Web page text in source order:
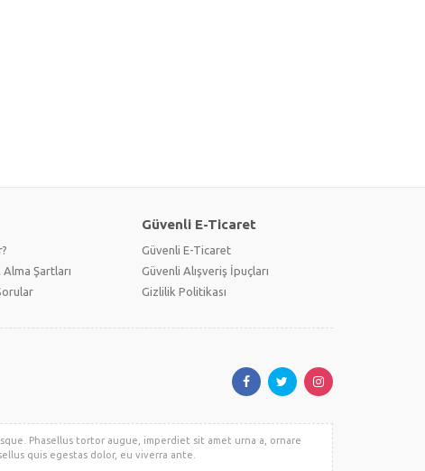
Şartları
Güvenli E-Ticaret
Güvenli E-Ticaret
Güvenli Alışveriş İpuçları
Gizlilik Politikası
Phasellus tortor augue, imperdiet sit amet urna a, ornare
quis egestas dolor, eu viverra ante.